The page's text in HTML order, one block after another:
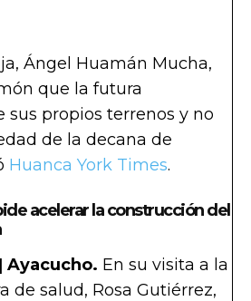
Ángel Huamán Mucha,
que la futura
sus propios terrenos y no
de la decana de
Huanca York Times.
acelerar la construcción del
| Ayacucho. En su visita a la
de salud, Rosa Gutiérrez,